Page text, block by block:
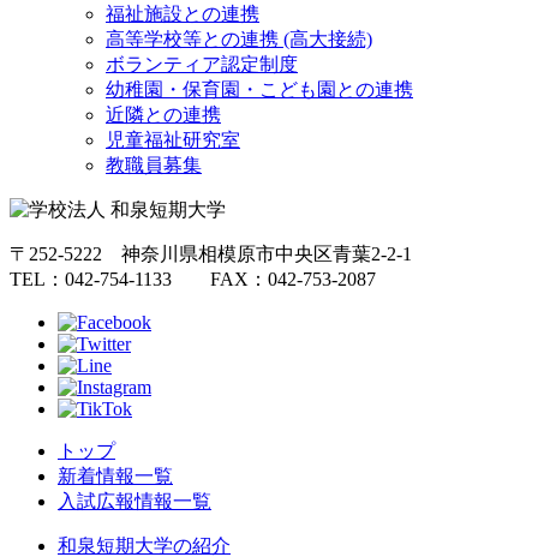
福祉施設との連携
高等学校等との連携 (高大接続)
ボランティア認定制度
幼稚園・保育園・こども園との連携
近隣との連携
児童福祉研究室
教職員募集
〒252-5222 神奈川県相模原市中央区青葉2-2-1
TEL：042-754-1133 FAX：042-753-2087
トップ
新着情報一覧
入試広報情報一覧
和泉短期大学の紹介